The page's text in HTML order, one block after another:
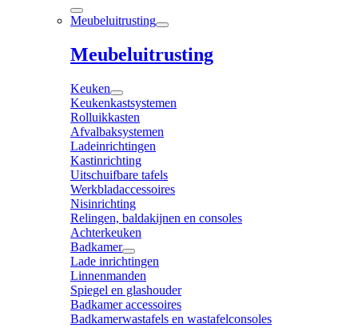
Meubeluitrusting
Meubeluitrusting
Keuken
Keukenkastsystemen
Rolluikkasten
Afvalbaksystemen
Ladeinrichtingen
Kastinrichting
Uitschuifbare tafels
Werkbladaccessoires
Nisinrichting
Relingen, baldakijnen en consoles
Achterkeuken
Badkamer
Lade inrichtingen
Linnenmanden
Spiegel en glashouder
Badkamer accessoires
Badkamerwastafels en wastafelconsoles